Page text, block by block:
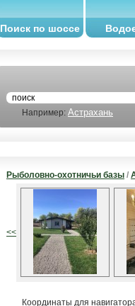
Поиск по шоссе
Например: Астрахань
Рыболовно-охотничьи базы /
<<
Координаты для